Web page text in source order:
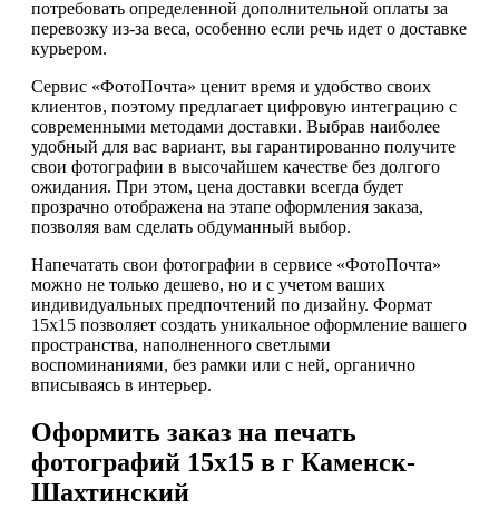
потребовать определенной дополнительной оплаты за
перевозку из-за веса, особенно если речь идет о доставке
курьером.
Сервис «ФотоПочта» ценит время и удобство своих
клиентов, поэтому предлагает цифровую интеграцию с
современными методами доставки. Выбрав наиболее
удобный для вас вариант, вы гарантированно получите
свои фотографии в высочайшем качестве без долгого
ожидания. При этом, цена доставки всегда будет
прозрачно отображена на этапе оформления заказа,
позволяя вам сделать обдуманный выбор.
Напечатать свои фотографии в сервисе «ФотоПочта»
можно не только дешево, но и с учетом ваших
индивидуальных предпочтений по дизайну. Формат
15х15 позволяет создать уникальное оформление вашего
пространства, наполненного светлыми
воспоминаниями, без рамки или с ней, органично
вписываясь в интерьер.
Оформить заказ на печать
фотографий 15х15 в г Каменск-
Шахтинский